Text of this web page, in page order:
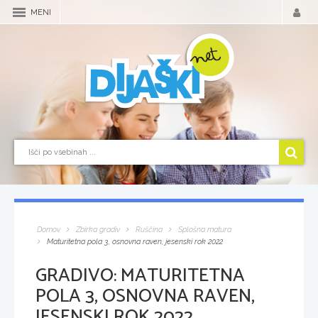
MENI
Domov Zbirka gradiv Ruščina
Splošna matura
Maturitetna pola 3, osnovna raven, jesenski rok 2022
GRADIVO:MATURITETNA
POLA 3, OSNOVNA RAVEN,